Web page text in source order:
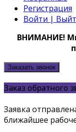
Регистрация
Войти |
ВНИМАНИЕ!
Заказать звонок
Заказ обратного
Заявка
ближайшее